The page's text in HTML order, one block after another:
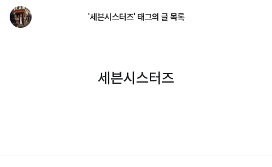
세븐시스터즈
'세븐시스터즈' 태그의 글 목록